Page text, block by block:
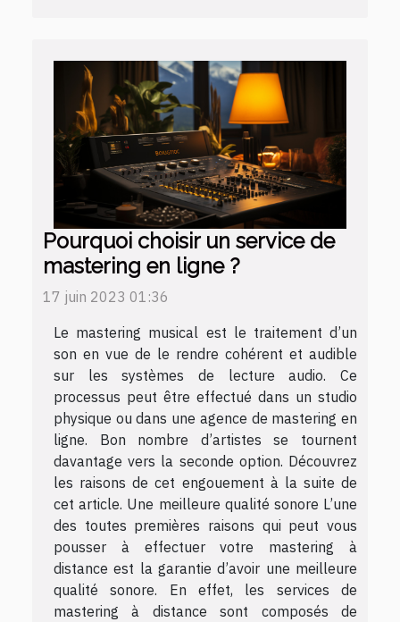
Pourquoi choisir un service de
mastering en ligne ?
17 juin 2023 01:36
Le mastering musical est le traitement d’un
son en vue de le rendre cohérent et audible
sur les systèmes de lecture audio. Ce
processus peut être effectué dans un studio
physique ou dans une agence de mastering en
ligne. Bon nombre d’artistes se tournent
davantage vers la seconde option. Découvrez
les raisons de cet engouement à la suite de
cet article. Une meilleure qualité sonore L’une
des toutes premières raisons qui peut vous
pousser à effectuer votre mastering à
distance est la garantie d’avoir une meilleure
qualité sonore. En effet, les services de
mastering à distance sont composés de